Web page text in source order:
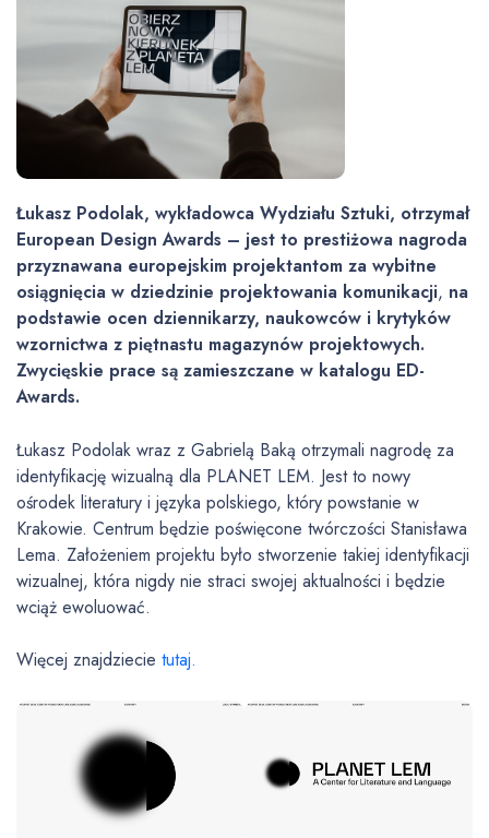
Łukasz Podolak, wykładowca Wydziału Sztuki, otrzymał
European Design Awards – jest to prestiżowa nagroda
przyznawana europejskim projektantom za wybitne
osiągnięcia w dziedzinie projektowania komunikacji, na
podstawie ocen dziennikarzy, naukowców i krytyków
wzornictwa z piętnastu magazynów projektowych.
Zwycięskie prace są zamieszczane w katalogu ED-
Awards.
Łukasz Podolak wraz z Gabrielą Baką otrzymali nagrodę za
identyfikację wizualną dla PLANET LEM. Jest to nowy
ośrodek literatury i języka polskiego, który powstanie w
Krakowie. Centrum będzie poświęcone twórczości Stanisława
Lema. Założeniem projektu było stworzenie takiej identyfikacji
wizualnej, która nigdy nie straci swojej aktualności i będzie
wciąż ewoluować.
Więcej znajdziecie tutaj.